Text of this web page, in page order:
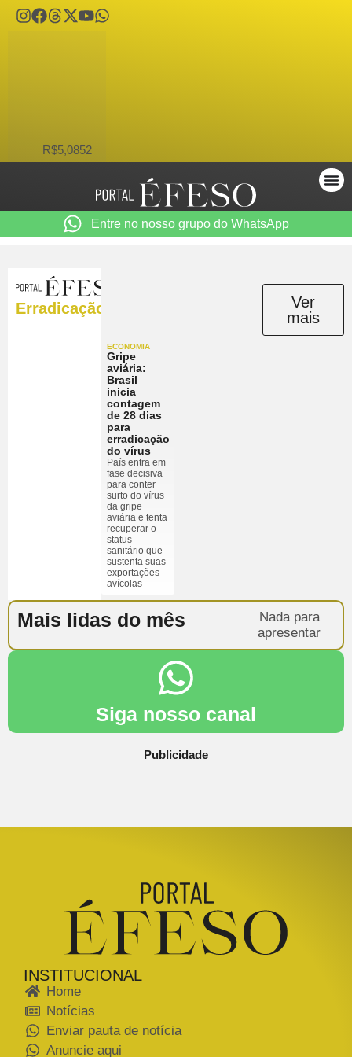
R$5,0852
Entre no nosso grupo do WhatsApp
Erradicação
ECONOMIA
Gripe
aviária:
Brasil
inicia
contagem
de 28 dias
para
erradicação
do vírus
País entra em
fase decisiva
para conter
surto do vírus
da gripe
aviária e tenta
recuperar o
status
sanitário que
sustenta suas
exportações
avícolas
Ver
mais
Mais lidas do mês
Nada para
apresentar
Siga nosso canal
Publicidade
INSTITUCIONAL
Home
Notícias
Enviar pauta de notícia
Anuncie aqui